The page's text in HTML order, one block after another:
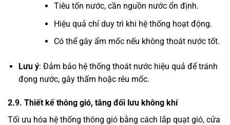
Tiêu tốn nước, cần nguồn nước ổn định.
Hiệu quả chỉ duy trì khi hệ thống hoạt động.
Có thể gây ẩm mốc nếu không thoát nước tốt.
Lưu ý: Đảm bảo hệ thống thoát nước hiệu quả để tránh
đọng nước, gây thấm hoặc rêu mốc.
2.9. Thiết kế thông gió, tăng đối lưu không khí
Tối ưu hóa hệ thống thông gió bằng cách lắp quạt gió, cửa